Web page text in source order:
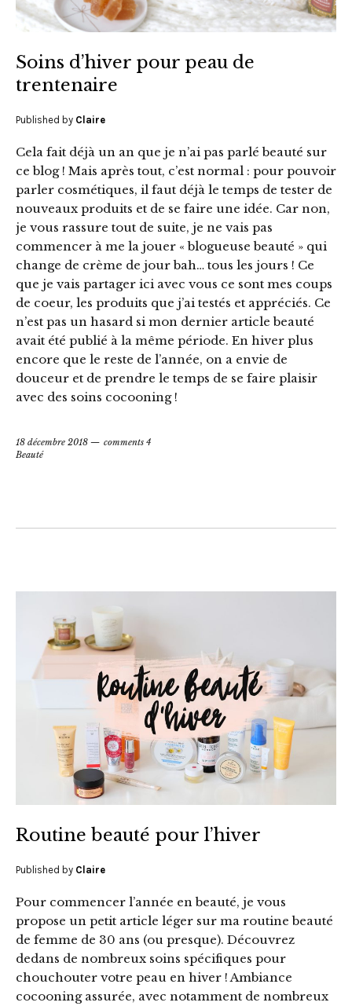
Soins d’hiver pour peau de
trentenaire
Published by Claire
Cela fait déjà un an que je n’ai pas parlé beauté sur
ce blog ! Mais après tout, c’est normal : pour pouvoir
parler cosmétiques, il faut déjà le temps de tester de
nouveaux produits et de se faire une idée. Car non,
je vous rassure tout de suite, je ne vais pas
commencer à me la jouer « blogueuse beauté » qui
change de crème de jour bah… tous les jours ! Ce
que je vais partager ici avec vous ce sont mes coups
de coeur, les produits que j’ai testés et appréciés. Ce
n’est pas un hasard si mon dernier article beauté
avait été publié à la même période. En hiver plus
encore que le reste de l’année, on a envie de
douceur et de prendre le temps de se faire plaisir
avec des soins cocooning !
18 décembre 2018
comments 4
Beauté
Routine beauté pour l’hiver
Published by Claire
Pour commencer l’année en beauté, je vous
propose un petit article léger sur ma routine beauté
de femme de 30 ans (ou presque). Découvrez
dedans de nombreux soins spécifiques pour
chouchouter votre peau en hiver ! Ambiance
cocooning assurée, avec notamment de nombreux